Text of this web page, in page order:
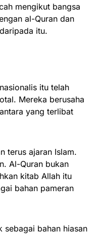
mengikut bangsa
al-Quran dan
itu.
itu telah
Mereka berusaha
yang terlibat
terus ajaran Islam.
Al-Quran bukan
kitab Allah itu
bahan pameran
sebagai bahan hiasan